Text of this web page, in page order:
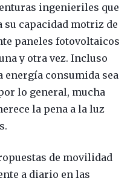
ingenieriles que
su capacidad motriz de
paneles fotovoltaicos
y otra vez. Incluso
energía consumida sea
lo general, mucha
la pena a la luz
de movilidad
a diario en las